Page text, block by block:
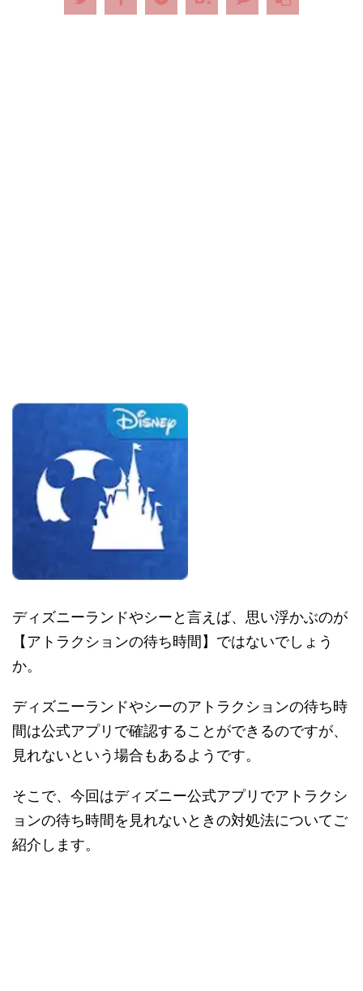
ディズニーランドやシーと言えば、思い浮かぶのが
【アトラクションの待ち時間】ではないでしょう
か。
ディズニーランドやシーのアトラクションの待ち時
間は公式アプリで確認することができるのですが、
見れないという場合もあるようです。
そこで、今回はディズニー公式アプリでアトラクシ
ョンの待ち時間を見れないときの対処法についてご
紹介します。